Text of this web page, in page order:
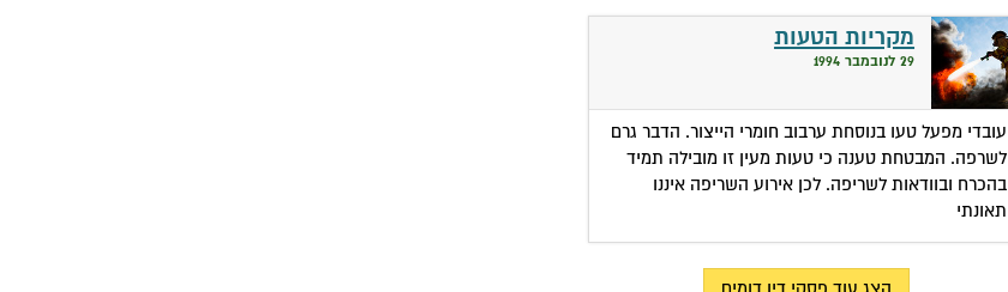
מקריות הטעות
29 לנובמבר 1994
עובדי מפעל טעו בנוסחת ערבוב חומרי הייצור. הדבר גרם
לשרפה. המבטחת טענה כי טעות מעין זו מובילה תמיד
בהכרח ובוודאות לשריפה. לכן אירוע השריפה איננו
תאונתי